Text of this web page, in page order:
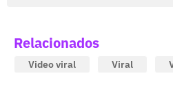
Relacionados
Video viral Viral